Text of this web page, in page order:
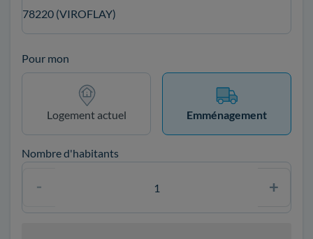
78220 (VIROFLAY)
Pour mon
Logement actuel Emménagement
Nombre d'habitants